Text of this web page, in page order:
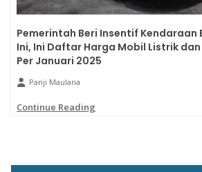
Pemerintah Beri Insentif Kendaraan
Ini, Ini Daftar Harga Mobil Listrik
Per Januari 2025
Panji Maulana
Continue Reading